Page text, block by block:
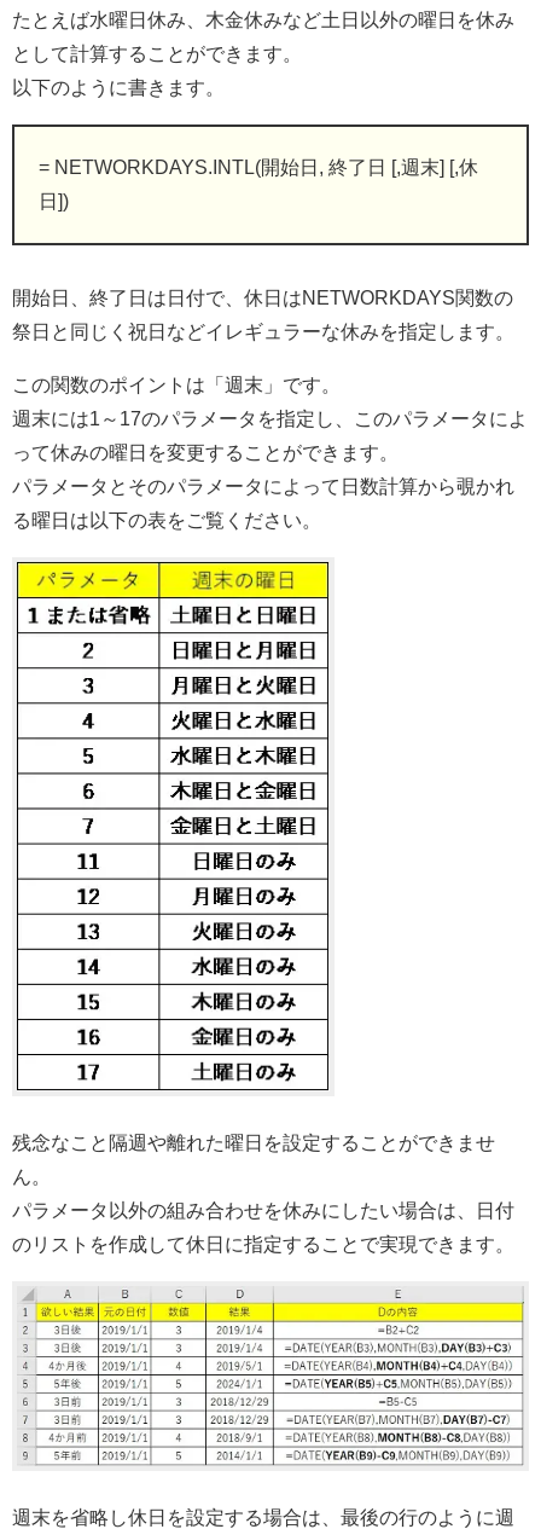
たとえば水曜日休み、木金休みなど土日以外の曜日を休み
として計算することができます。
以下のように書きます。
= NETWORKDAYS.INTL(開始日, 終了日 [,週末] [,休
日])
開始日、終了日は日付で、休日はNETWORKDAYS関数の
祭日と同じく祝日などイレギュラーな休みを指定します。
この関数のポイントは「週末」です。
週末には1～17のパラメータを指定し、このパラメータによ
って休みの曜日を変更することができます。
パラメータとそのパラメータによって日数計算から覗かれ
る曜日は以下の表をご覧ください。
残念なこと隔週や離れた曜日を設定することができませ
ん。
パラメータ以外の組み合わせを休みにしたい場合は、日付
のリストを作成して休日に指定することで実現できます。
週末を省略し休日を設定する場合は、最後の行のように週